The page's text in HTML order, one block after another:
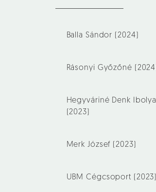
Balla Sándor (2024)
Rásonyi Győzőné (2024)
Hegyváriné Denk Ibolya
(2023)
Merk József (2023)
UBM Cégcsoport (2023)